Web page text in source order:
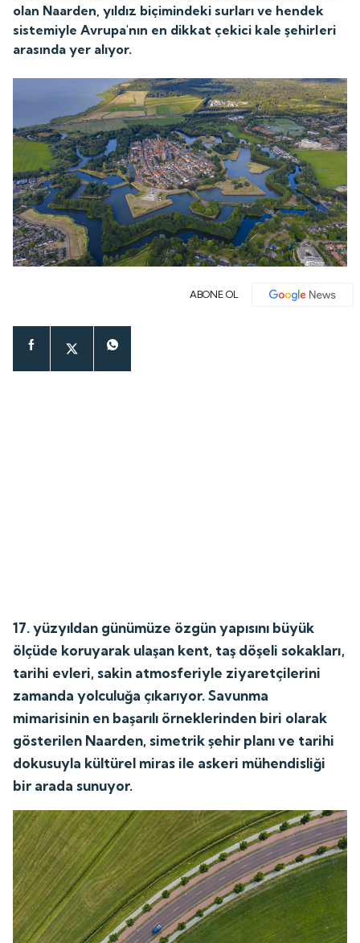
olan Naarden, yıldız biçimindeki surları ve hendek
sistemiyle Avrupa'nın en dikkat çekici kale şehirleri
arasında yer alıyor.
ABONE OL
17. yüzyıldan günümüze özgün yapısını büyük
ölçüde koruyarak ulaşan kent, taş döşeli sokakları,
tarihi evleri, sakin atmosferiyle ziyaretçilerini
zamanda yolculuğa çıkarıyor. Savunma
mimarisinin en başarılı örneklerinden biri olarak
gösterilen Naarden, simetrik şehir planı ve tarihi
dokusuyla kültürel miras ile askeri mühendisliği
bir arada sunuyor.